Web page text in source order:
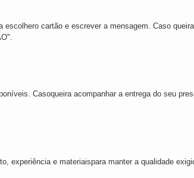
cartão e escrever a mensagem. Caso
Casoqueira acompanhar a entrega do seu
experiência e materiaispara manter a qualidade